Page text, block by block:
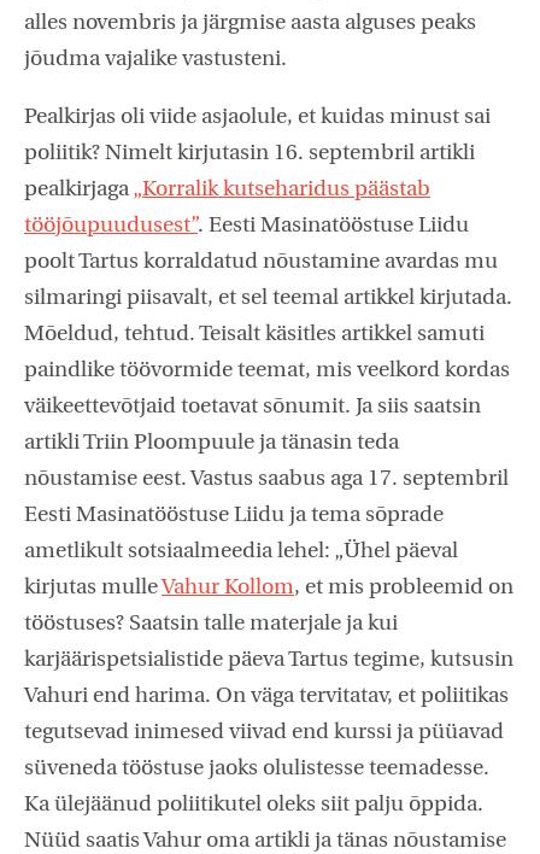
alles novembris ja järgmise aasta alguses peaks
jõudma vajalike vastusteni.
Pealkirjas oli viide asjaolule, et kuidas minust sai
poliitik? Nimelt kirjutasin 16. septembril artikli
pealkirjaga„Korralik kutseharidus päästab
tööjõupuudusest”. Eesti Masinatööstuse Liidu
poolt Tartus korraldatud nõustamine avardas mu
silmaringi piisavalt, et sel teemal artikkel kirjutada.
Mõeldud, tehtud. Teisalt käsitles artikkel samuti
paindlike töövormide teemat, mis veelkord kordas
väikeettevõtjaid toetavat sõnumit. Ja siis saatsin
artikli Triin Ploompuule ja tänasin teda
nõustamise eest. Vastus saabus aga 17. septembril
Eesti Masinatööstuse Liidu ja tema sõprade
ametlikult sotsiaalmeedia lehel: „Ühel päeval
kirjutas mulleVahur Kollom, et mis probleemid on
tööstuses? Saatsin talle materjale ja kui
karjäärispetsialistide päeva Tartus tegime, kutsusin
Vahuri end harima. On väga tervitatav, et poliitikas
tegutsevad inimesed viivad end kurssi ja püüavad
süveneda tööstuse jaoks olulistesse teemadesse.
Ka ülejäänud poliitikutel oleks siit palju õppida.
Nüüd saatis Vahur oma artikli ja tänas nõustamise